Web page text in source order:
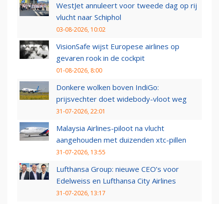
WestJet annuleert voor tweede dag op rij
vlucht naar Schiphol
03-08-2026, 10:02
VisionSafe wijst Europese airlines op
gevaren rook in de cockpit
01-08-2026, 8:00
Donkere wolken boven IndiGo:
prijsvechter doet widebody-vloot weg
31-07-2026, 22:01
Malaysia Airlines-piloot na vlucht
aangehouden met duizenden xtc-pillen
31-07-2026, 13:55
Lufthansa Group: nieuwe CEO’s voor
Edelweiss en Lufthansa City Airlines
31-07-2026, 13:17